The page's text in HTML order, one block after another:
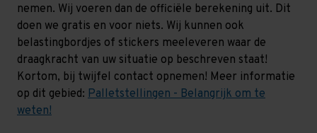
nemen. Wij voeren dan de officiële berekening uit. Dit
doen we gratis en voor niets. Wij kunnen ook
belastingbordjes of stickers meeleveren waar de
draagkracht van uw situatie op beschreven staat!
Kortom, bij twijfel contact opnemen! Meer informatie
op dit gebied: Palletstellingen - Belangrijk om te
weten!